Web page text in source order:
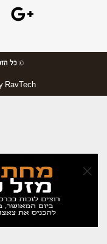
×
© כל
RavTech